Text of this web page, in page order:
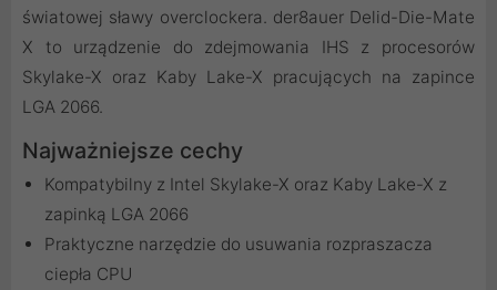
światowej sławy overclockera. der8auer Delid-Die-Mate
X to urządzenie do zdejmowania IHS z procesorów
Skylake-X oraz Kaby Lake-X pracujących na zapince
LGA 2066.
Najważniejsze cechy
Kompatybilny z Intel Skylake-X oraz Kaby Lake-X z
zapinką LGA 2066
Praktyczne narzędzie do usuwania rozpraszacza
ciepła CPU